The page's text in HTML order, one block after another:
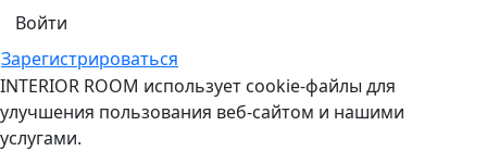
Зарегистрироваться
INTERIOR ROOM использует cookie-файлы для
улучшения пользования веб-сайтом и нашими
услугами.